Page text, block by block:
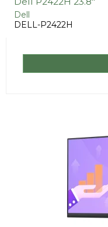
Dell
DELL-P2422H